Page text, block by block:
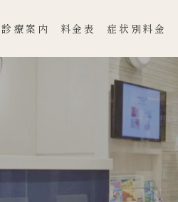
診療案内 料金表 症状別料金